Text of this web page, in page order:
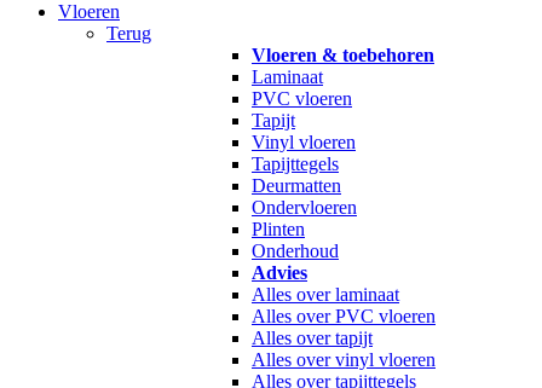
Vloeren
Terug
Vloeren & toebehoren
Laminaat
PVC vloeren
Tapijt
Vinyl vloeren
Tapijttegels
Deurmatten
Ondervloeren
Plinten
Onderhoud
Advies
Alles over laminaat
Alles over PVC vloeren
Alles over tapijt
Alles over vinyl vloeren
Alles over tapijttegels